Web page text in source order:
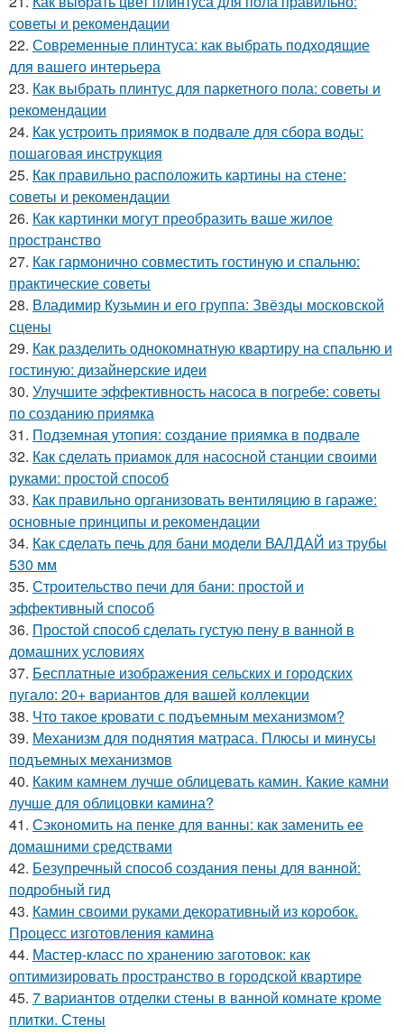
советы и рекомендации
22. Современные плинтуса: как выбрать подходящие
для вашего интерьера
23. Как выбрать плинтус для паркетного пола: советы и
рекомендации
24. Как устроить приямок в подвале для сбора воды:
пошаговая инструкция
25. Как правильно расположить картины на стене:
советы и рекомендации
26. Как картинки могут преобразить ваше жилое
пространство
27. Как гармонично совместить гостиную и спальню:
практические советы
28. Владимир Кузьмин и его группа: Звёзды московской
сцены
29. Как разделить однокомнатную квартиру на спальню и
гостиную: дизайнерские идеи
30. Улучшите эффективность насоса в погребе: советы
по созданию приямка
31. Подземная утопия: создание приямка в подвале
32. Как сделать приамок для насосной станции своими
руками: простой способ
33. Как правильно организовать вентиляцию в гараже:
основные принципы и рекомендации
34. Как сделать печь для бани модели ВАЛДАЙ из трубы
530 мм
35. Строительство печи для бани: простой и
эффективный способ
36. Простой способ сделать густую пену в ванной в
домашних условиях
37. Бесплатные изображения сельских и городских
пугало: 20+ вариантов для вашей коллекции
38. Что такое кровати с подъемным механизмом?
39. Механизм для поднятия матраса. Плюсы и минусы
подъемных механизмов
40. Каким камнем лучше облицевать камин. Какие камни
лучше для облицовки камина?
41. Сэкономить на пенке для ванны: как заменить ее
домашними средствами
42. Безупречный способ создания пены для ванной:
подробный гид
43. Камин своими руками декоративный из коробок.
Процесс изготовления камина
44. Мастер-класс по хранению заготовок: как
оптимизировать пространство в городской квартире
45. 7 вариантов отделки стены в ванной комнате кроме
плитки. Стены